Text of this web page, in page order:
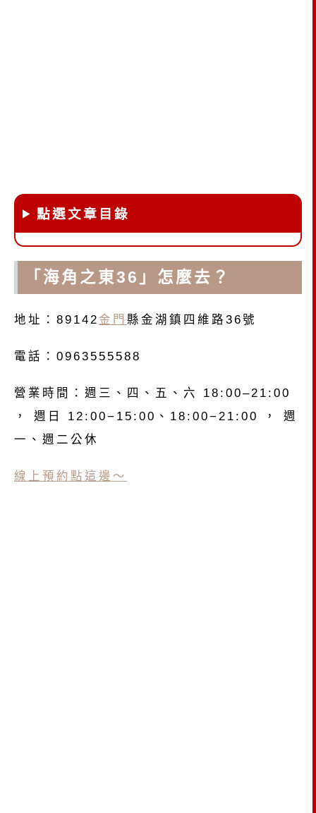
點選文章目錄
「海角之東36」怎麼去？
地址：89142 金門 縣金湖鎮四維路36號
電話：0963555588
營業時間：週三、四、五、六 18:00–21:00
， 週日 12:00−15:00、18:00−21:00 ， 週
一、週二公休
線上預約點這邊～